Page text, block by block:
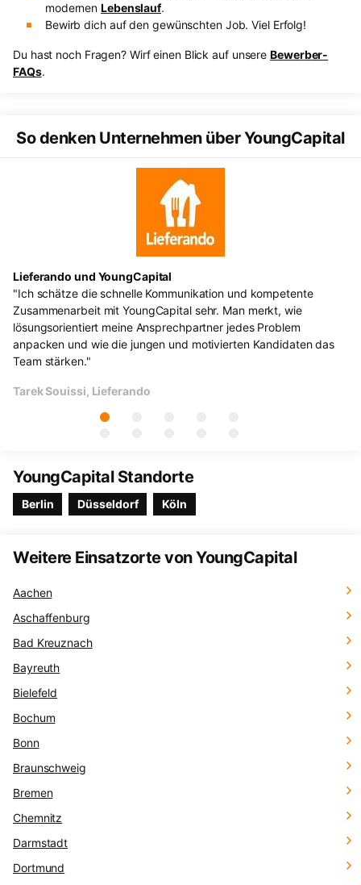
modernenLebenslauf.
Bewirb dich auf den gewünschten Job. Viel Erfolg!
Du hast noch Fragen? Wirf einen Blick auf unsereBewerber-
FAQs.
So denken Unternehmen über YoungCapital
Lieferando und YoungCapital
"Ich schätze die schnelle Kommunikation und kompetente
Zusammenarbeit mit YoungCapital sehr. Man merkt, wie
lösungsorientiert meine Ansprechpartner jedes Problem
anpacken und wie die jungen und motivierten Kandidaten das
Team stärken."
Tarek Souissi, Lieferando
YoungCapital Standorte
Berlin Düsseldorf Köln
Weitere Einsatzorte von YoungCapital
Aachen
Aschaffenburg
Bad Kreuznach
Bayreuth
Bielefeld
Bochum
Bonn
Braunschweig
Bremen
Chemnitz
Darmstadt
Dortmund